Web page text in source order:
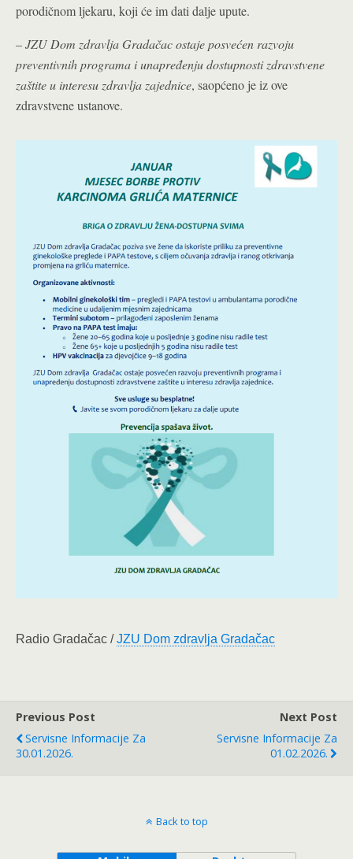
porodičnom ljekaru, koji će im dati dalje upute.
–JZU Dom zdravlja Gradačac ostaje posvećen razvoju
preventivnih programa i unapređenju dostupnosti zdravstvene
zaštite u interesu zdravlja zajednice, saopćeno je iz ove
zdravstvene ustanove.
Radio Gradačac /JZU Dom zdravlja Gradačac
Previous Post
Servisne Informacije Za
30.01.2026.
Next Post
Servisne Informacije Za
01.02.2026.
Back to top